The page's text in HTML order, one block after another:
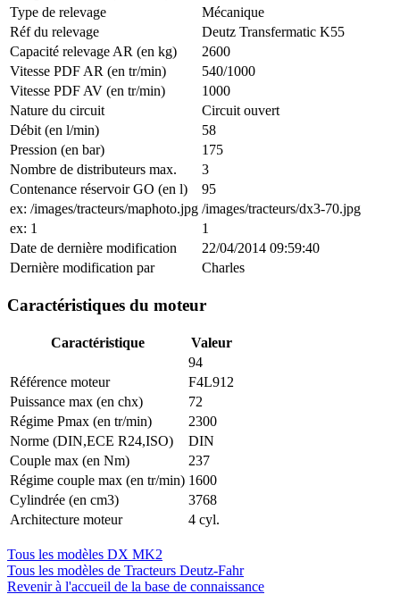
Type de relevage
Mécanique
Réf du relevage
Deutz Transfermatic K55
Capacité relevage AR (en kg)
2600
Vitesse PDF AR (en tr/min)
540/1000
Vitesse PDF AV (en tr/min)
1000
Nature du circuit
Circuit ouvert
Débit (en l/min)
58
Pression (en bar)
175
Nombre de distributeurs max.
3
Contenance réservoir GO (en l)
95
ex: /images/tracteurs/maphoto.jpg /images/tracteurs/dx3-70.jpg
ex: 1
1
Date de dernière modification
22/04/2014 09:59:40
Dernière modification par
Charles
Caractéristiques du moteur
Caractéristique
Valeur
94
Référence moteur
F4L912
Puissance max (en chx)
72
Régime Pmax (en tr/min)
2300
Norme (DIN,ECE R24,ISO)
DIN
Couple max (en Nm)
237
Régime couple max (en tr/min) 1600
Cylindrée (en cm3)
3768
Architecture moteur
4 cyl.
Tous les modèles DX MK2
Tous les modèles de Tracteurs Deutz-Fahr
Revenir à l'accueil de la base de connaissance